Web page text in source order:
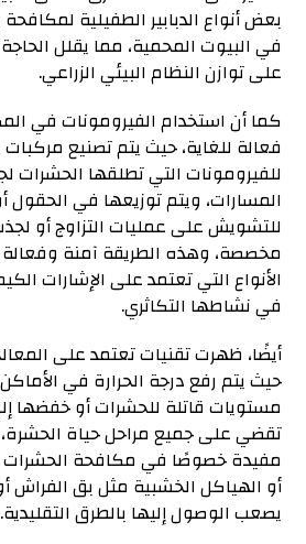
بعض أنواع الدبابير الطفيلية
في البيوت المحمية، مما يقلل
على توازن النظام البيئي الزراعي.
كما أن استخدام الفيرومونات في
فعالة للغاية، حيث يتم تصنيع
للفيرومونات التي تطلقها الحشرات
المسارات، ويتم توزيعها في الحقول
للتشويش على عمليات التزاوج أو
مخصصة، وهذه الطريقة آمنة
الأنواع التي تعتمد على الإشارات
في نشاطها التكاثري.
أيضًا، ظهرت تقنيات تعتمد على
حيث يتم رفع درجة الحرارة في
مستويات قاتلة للحشرات أو خفضها
تقضي على جميع مراحل حياة
مفيدة خصوصًا في مكافحة الحشرات
أو الهياكل الخشبية مثل بق الفراش
يصعب الوصول إليها بالطرق التقليدية.